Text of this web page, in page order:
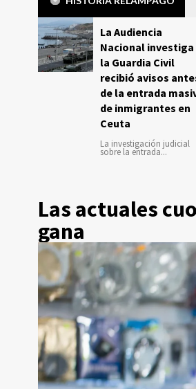
La Audiencia
Nacional investiga
la Guardia Civil
recibió avisos
de la entrada
de inmigrantes en
Ceuta
La investigación judicial
sobre la entrada...
Las actuales
gana